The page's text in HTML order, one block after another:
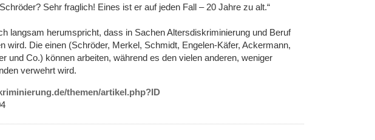
Sehr fraglich! Eines ist er auf jeden Fall – 20 Jahre zu alt.“
langsam herumspricht, dass in Sachen Altersdiskriminierung und Beruf
wird. Die einen (Schröder, Merkel, Schmidt, Engelen-Käfer, Ackermann,
und Co.) können arbeiten, während es den vielen anderen, weniger
verwehrt wird.
themen/artikel.php?ID